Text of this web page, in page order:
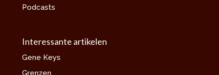
Podcasts
Interessante artikelen
Gene Keys
Grenzen